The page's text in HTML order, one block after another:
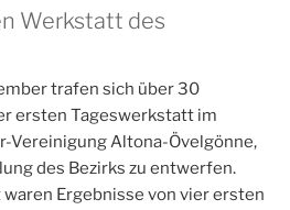
Werkstatt des
trafen sich über 30
ersten Tageswerkstatt im
Vereinigung Altona-Övelgönne,
des Bezirks zu entwerfen.
Ergebnisse von vier ersten